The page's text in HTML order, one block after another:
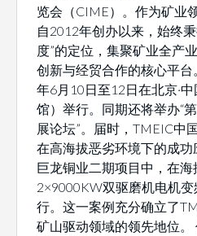
览会（CIME）。作为矿业
自2012年创办以来，始终
度”的定位，集聚矿业全产
创新与经贸合作的核心平
年6月10日至12日在北京·
馆）举行。同期还将举办“
展论坛”。届时，TMEIC中
在高海拔恶劣环境下的成
巨龙铜业二期项目中，在
2×9000KW双驱磨机电机
行。这一案例充分确立了
矿山驱动领域的领先地位